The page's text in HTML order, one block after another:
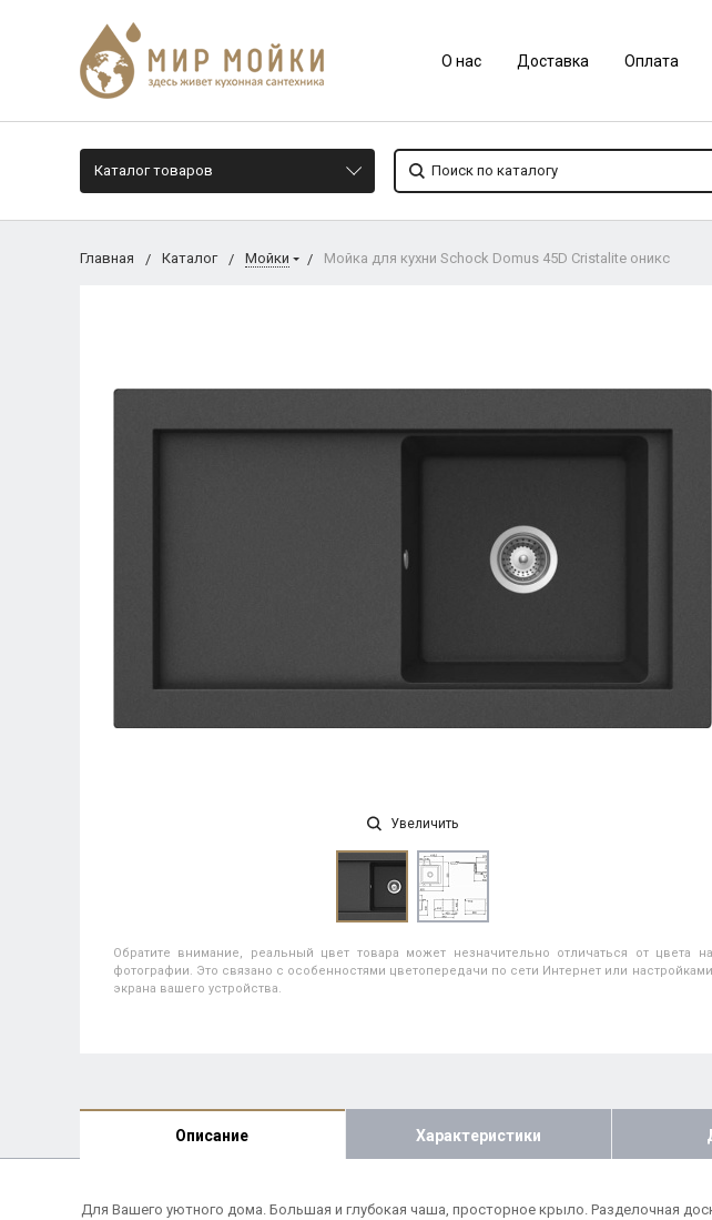
О нас Доставка Оплата
Каталог товаров
Главная Каталог Мойки Мойка для кухни Schock Domus 45D Cristalite оникс
Увеличить
Обратите внимание, реальный цвет товара может незначительно отличаться от цвета на
фотографии. Это связано с особенностями цветопередачи по сети Интернет или настройками
экрана вашего устройства.
Описание Характеристики
Для Вашего уютного дома. Большая и глубокая чаша, просторное крыло. Разделочная